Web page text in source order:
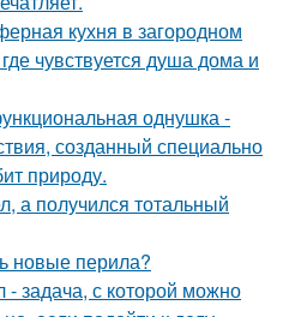
кухня в загородном
чувствуется душа дома и
однушка -
созданный специально
природу.
а получился тотальный
новые перила?
- задача, с которой можно